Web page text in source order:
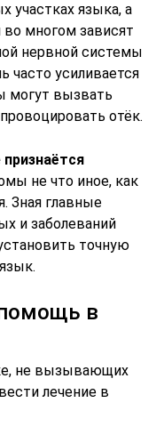
участках языка, а
во многом зависят
нервной системы
часто усиливается
могут вызвать
отёк.
признаётся
не что иное, как
Зная главные
и заболеваний
точную
в
не вызывающих
лечение в